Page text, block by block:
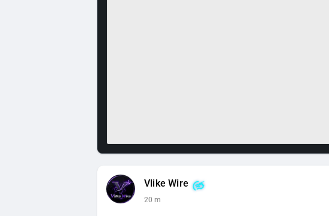
Vlike Wire
20 m